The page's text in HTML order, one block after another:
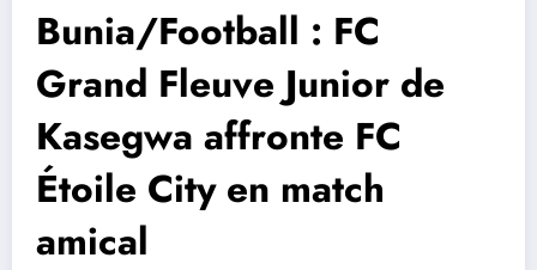
Bunia/Football : FC
Grand Fleuve Junior de
Kasegwa affronte FC
Étoile City en match
amical